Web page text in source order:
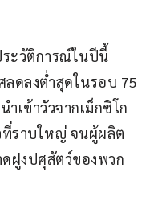
ระวัติการณ์ในปีนี้
ลดลงต่ำสุดในรอบ 75
เข้าวัวจากเม็กซิโก
ที่ราบใหญ่ จนผู้ผลิต
ฝูงปศุสัตว์ของพวก